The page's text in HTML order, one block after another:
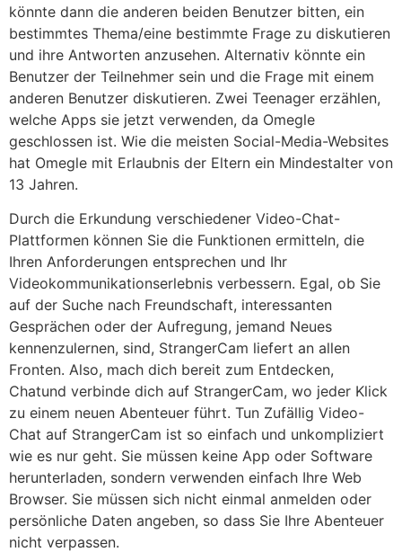
könnte dann die anderen beiden Benutzer bitten, ein
bestimmtes Thema/eine bestimmte Frage zu diskutieren
und ihre Antworten anzusehen. Alternativ könnte ein
Benutzer der Teilnehmer sein und die Frage mit einem
anderen Benutzer diskutieren. Zwei Teenager erzählen,
welche Apps sie jetzt verwenden, da Omegle
geschlossen ist. Wie die meisten Social-Media-Websites
hat Omegle mit Erlaubnis der Eltern ein Mindestalter von
13 Jahren.
Durch die Erkundung verschiedener Video-Chat-
Plattformen können Sie die Funktionen ermitteln, die
Ihren Anforderungen entsprechen und Ihr
Videokommunikationserlebnis verbessern. Egal, ob Sie
auf der Suche nach Freundschaft, interessanten
Gesprächen oder der Aufregung, jemand Neues
kennenzulernen, sind, StrangerCam liefert an allen
Fronten. Also, mach dich bereit zum Entdecken,
Chatund verbinde dich auf StrangerCam, wo jeder Klick
zu einem neuen Abenteuer führt. Tun Zufällig Video-
Chat auf StrangerCam ist so einfach und unkompliziert
wie es nur geht. Sie müssen keine App oder Software
herunterladen, sondern verwenden einfach Ihre Web
Browser. Sie müssen sich nicht einmal anmelden oder
persönliche Daten angeben, so dass Sie Ihre Abenteuer
nicht verpassen.